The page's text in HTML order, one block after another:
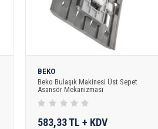
BEKO
Beko Bulaşık Makinesi Üst Sepet
Asansör Mekanizması
583,33 TL + KDV